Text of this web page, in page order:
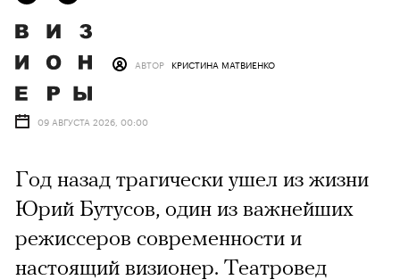
АВТОР КРИСТИНА МАТВИЕНКО
09 АВГУСТА 2026, 00:00
Год назад трагически ушел из жизни
Юрий Бутусов, один из важнейших
режиссеров современности и
настоящий визионер. Театровед